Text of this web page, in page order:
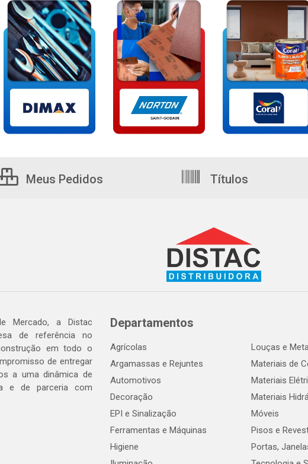
Meus Pedidos Títulos
Mercado, a Distac
de referência no
em todo o
de entregar
a uma dinâmica de
e de parceria com
Departamentos
Agrícolas
Argamassas e Rejuntes
Automotivos
Decoração
EPI e Sinalização
Ferramentas e Máquinas
Higiene
Louças e
Materiais de
Materiais
Materiais
Móveis
Pisos e
Portas,